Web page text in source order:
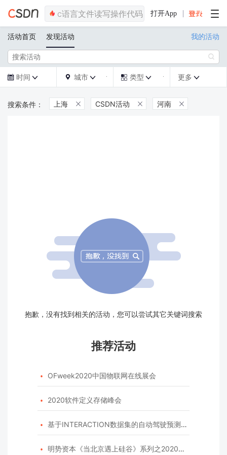
打开App
活动首页 发现活动 我的活动

 时间   城市   类型  更多 
上海  CSDN活动  河南 
抱歉，没有找到相关的活动，您可以尝试其它关键词搜索
推荐活动
 OFweek2020中国物联网在线展会
 2020软件定义存储峰会
 基于INTERACTION数据集的自动驾驶预测模型挑战赛
 明势资本《当北京遇上硅谷》系列之2020年度开源峰会